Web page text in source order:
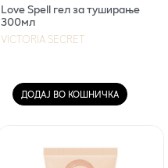
Love Spell гел за туширање
300мл
VICTORIA SECRET
ДОДАЈ ВО КОШНИЧКА